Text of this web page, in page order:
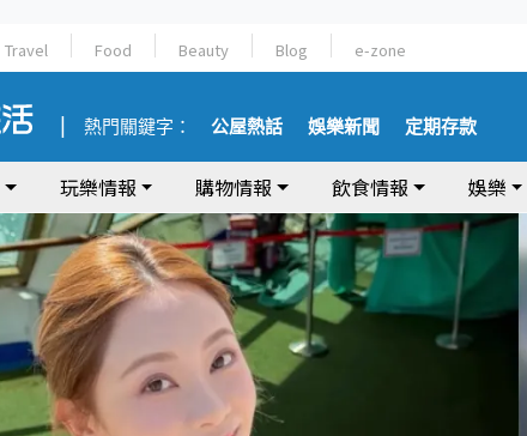
Travel Food Beauty Blog e-zone
熱門關鍵字： 公屋熱話 娛樂新聞 定期存款
玩樂情報 購物情報 飲食情報 娛樂